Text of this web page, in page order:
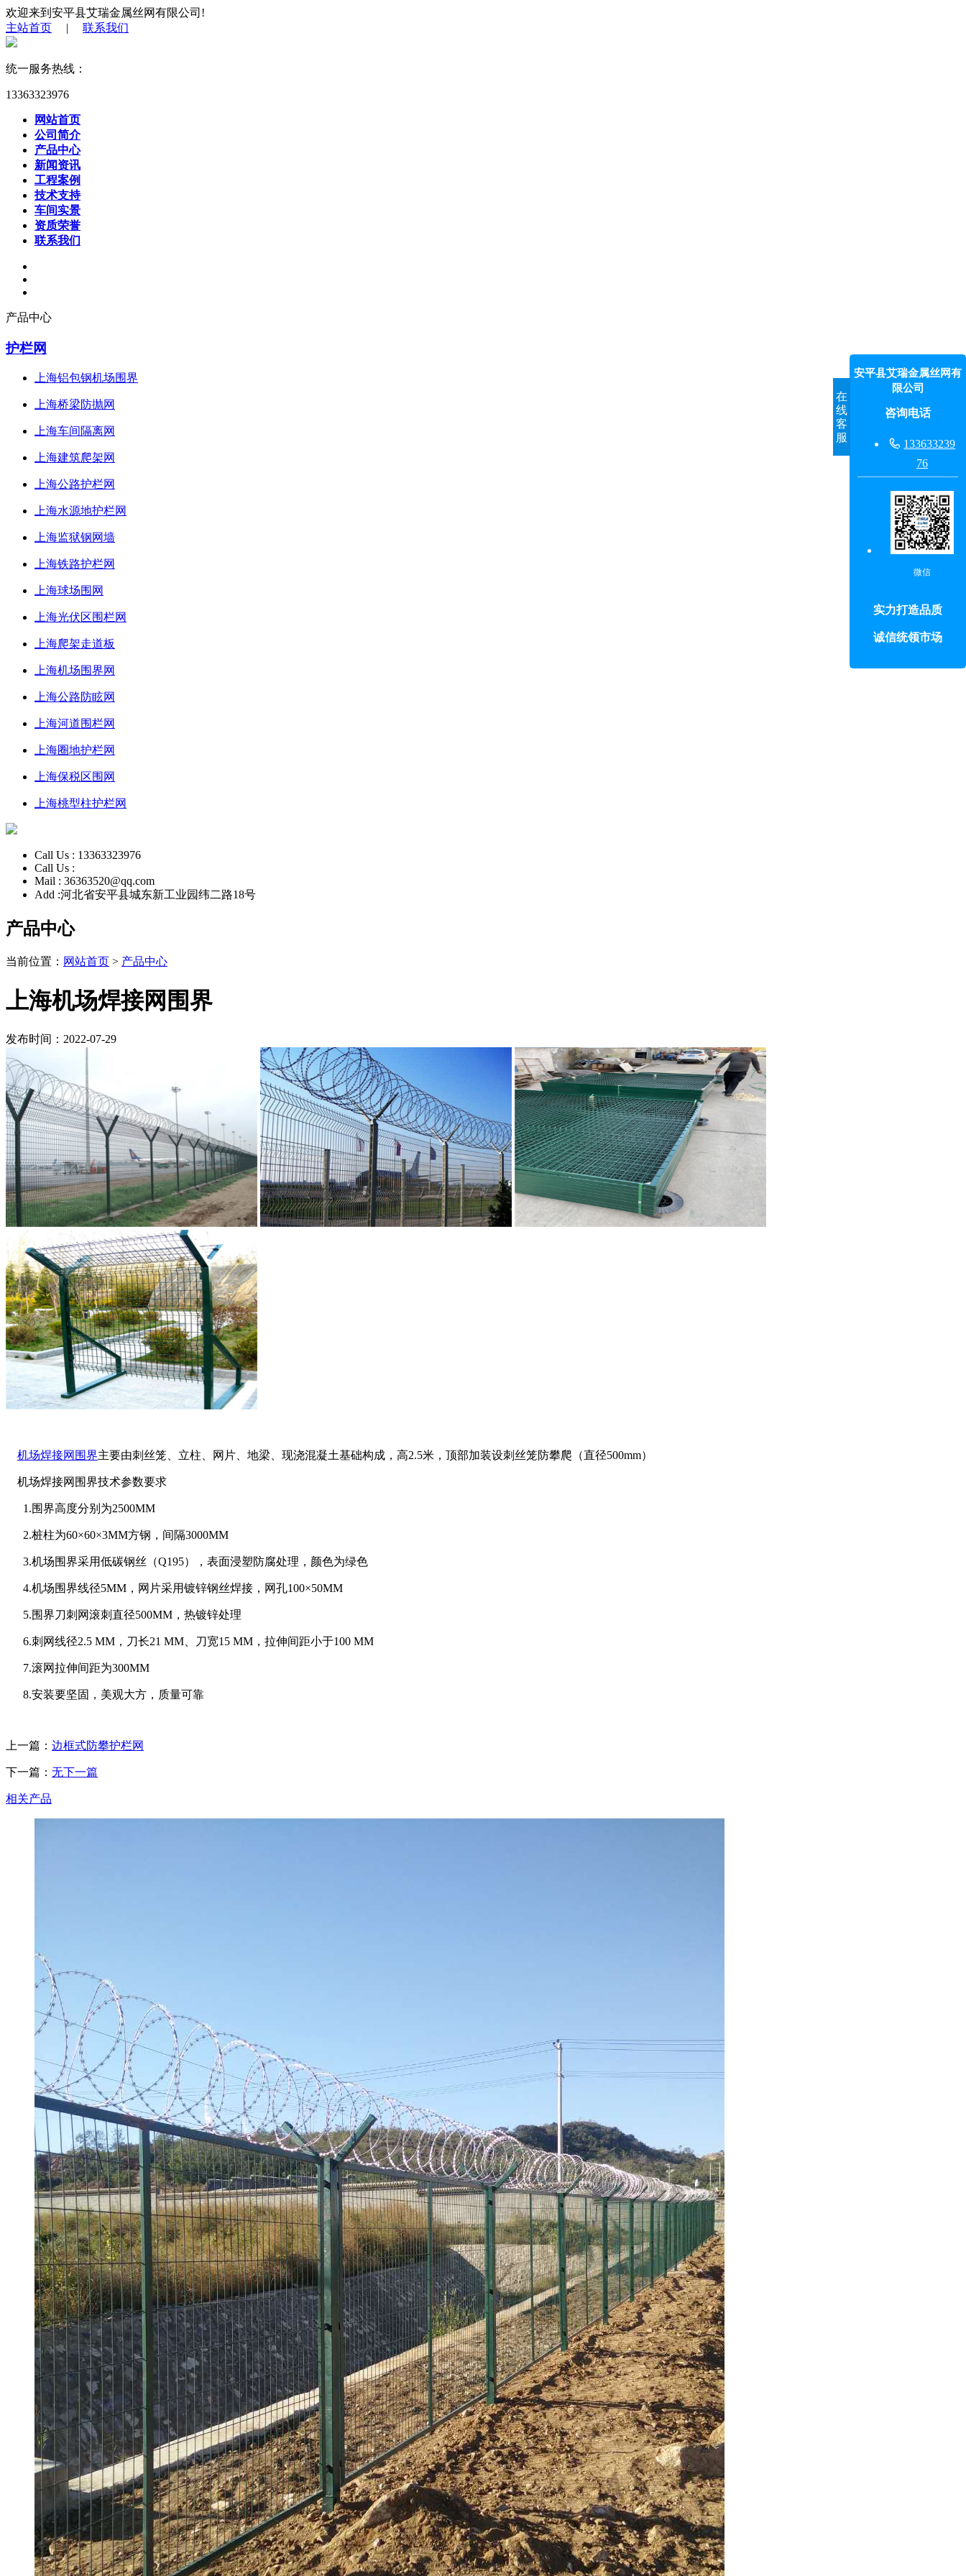
欢迎来到安平县艾瑞金属丝网有限公司!
主站首页 | 联系我们
统一服务热线：
13363323976
网站首页
公司简介
产品中心
新闻资讯
工程案例
技术支持
车间实景
资质荣誉
联系我们
产品中心
护栏网
上海铝包钢机场围界
上海桥梁防抛网
上海车间隔离网
上海建筑爬架网
上海公路护栏网
上海水源地护栏网
上海监狱钢网墙
上海铁路护栏网
上海球场围网
上海光伏区围栏网
上海爬架走道板
上海机场围界网
上海公路防眩网
上海河道围栏网
上海圈地护栏网
上海保税区围网
上海桃型柱护栏网
Call Us : 13363323976
Call Us :
Mail : 36363520@qq.com
Add :河北省安平县城东新工业园纬二路18号
产品中心
当前位置： 网站首页 > 产品中心
上海机场焊接网围界
发布时间：2022-07-29
机场焊接网围界主要由刺丝笼、立柱、网片、地梁、现浇混凝土基础构成，高2.5米，顶部加装设刺丝笼防攀爬（直径500mm）
机场焊接网围界技术参数要求
1.围界高度分别为2500MM
2.桩柱为60×60×3MM方钢，间隔3000MM
3.机场围界采用低碳钢丝（Q195），表面浸塑防腐处理，颜色为绿色
4.机场围界线径5MM，网片采用镀锌钢丝焊接，网孔100×50MM
5.围界刀刺网滚刺直径500MM，热镀锌处理
6.刺网线径2.5 MM，刀长21 MM、刀宽15 MM，拉伸间距小于100 MM
7.滚网拉伸间距为300MM
8.安装要坚固，美观大方，质量可靠
上一篇： 边框式防攀护栏网
下一篇： 无下一篇
相关产品
在
线
客
服
安平县艾瑞金属丝网有
限公司
咨询电话
 133633239
76
微信
实力打造品质
诚信统领市场